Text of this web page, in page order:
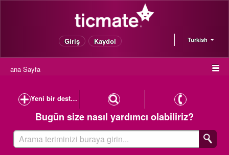
Turkish
Giriş Kaydol
ana Sayfa
Yeni bir destek vakası oluşturun
Bugün size nasıl yardımcı olabiliriz?